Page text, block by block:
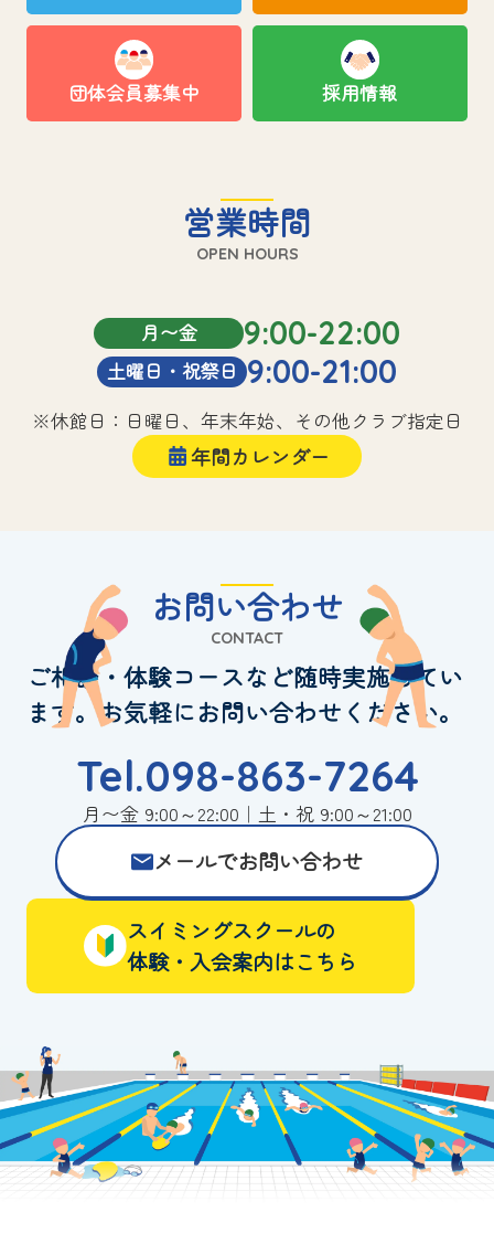
団体会員募集中 採用情報
営業時間
OPEN HOURS
月〜金 9:00-22:00
土曜日・祝祭日 9:00-21:00
※休館日：日曜日、年末年始、その他クラブ指定日
年間カレンダー
お問い合わせ
CONTACT
ご相談・体験コースなど随時実施してい
ます。お気軽にお問い合わせください。
Tel.098-863-7264
月〜金 9:00～22:00｜土・祝 9:00～21:00
メールでお問い合わせ
スイミングスクールの
体験・入会案内はこちら